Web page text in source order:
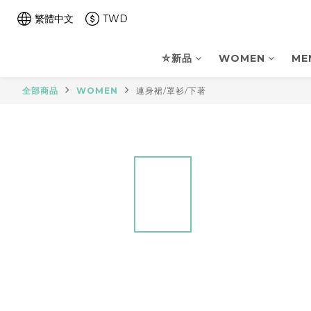
繁體中文 TWD
⛤新品 WOMEN
全部商品 WOMEN 連身裙/罩衫/下著